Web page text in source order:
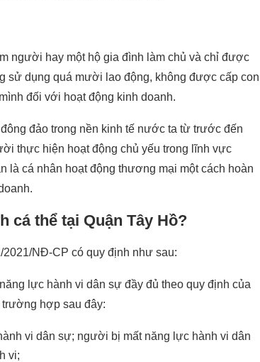
người hay một hộ gia đình làm chủ và chỉ được
sử dụng quá mười lao động, không được cấp con
đối với hoạt động kinh doanh.
đảo trong nền kinh tế nước ta từ trước đến
thực hiện hoạt động chủ yếu trong lĩnh vực
cá nhân hoạt động thương mại một cách hoàn
thể tại Quận Tây Hồ?
NĐ-CP có quy định như sau:
lực hành vi dân sự đầy đủ theo quy định của
hợp sau đây:
vi dân sự; người bị mất năng lực hành vi dân
vi;